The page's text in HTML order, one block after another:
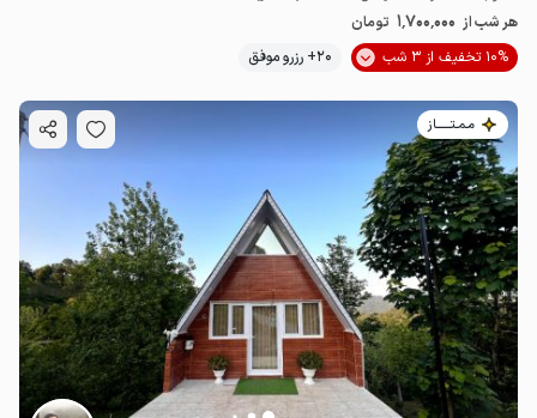
هر شب از 1٬700٬000 تومان
10% تخفیف از 3 شب
20+ رزرو موفق
مـمـتــــــاز